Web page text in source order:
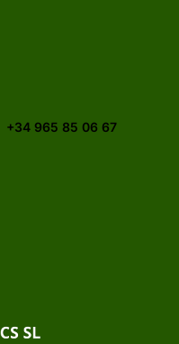
+34 965 85 06 67